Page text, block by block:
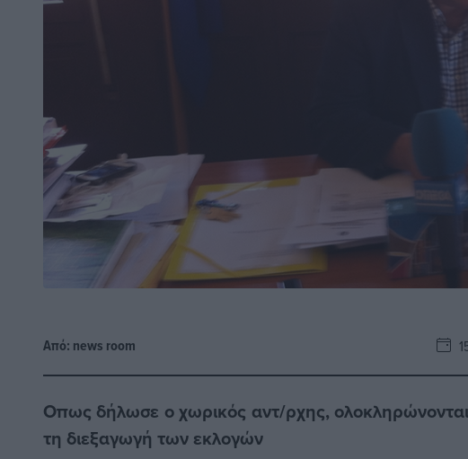
Από: news room
Οπως δήλωσε ο χωρικός αντ/ρχης, ολοκληρώνονται
τη διεξαγωγή των εκλογών